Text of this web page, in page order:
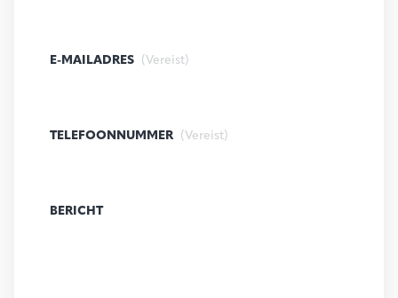
E-MAILADRES (Vereist)
TELEFOONNUMMER (Vereist)
BERICHT